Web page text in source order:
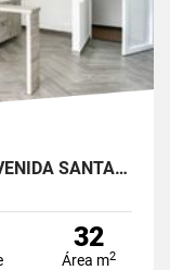
VENTA APARTAMENTO "NUEVO" AVENIDA SANTANDER, MANIZALES
32
Área m2